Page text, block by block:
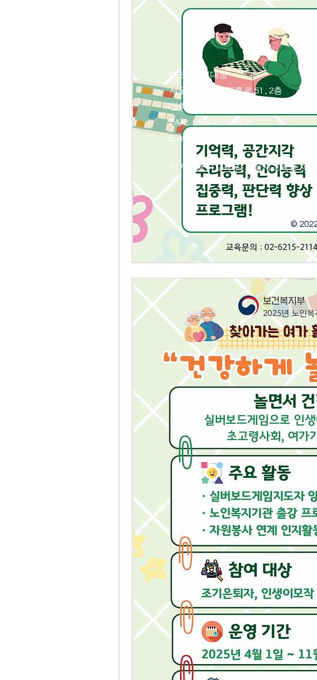
대표자 : 이대성
​서울시 은평구 진흥로 51 , 2층
​전화번호 :
FAX: 0504-055-7875
E-mail : kleca21
허가번호 : [교육부] 서울시교육청 제
©